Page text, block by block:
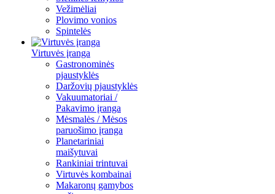
Vežimėliai
Plovimo vonios
Spintelės
Virtuvės įranga
Gastronominės
pjaustyklės
Daržovių pjaustyklės
Vakuumatoriai /
Pakavimo įranga
Mėsmalės / Mėsos
paruošimo įranga
Planetariniai
maišytuvai
Rankiniai trintuvai
Virtuvės kombainai
Makaronų gamybos